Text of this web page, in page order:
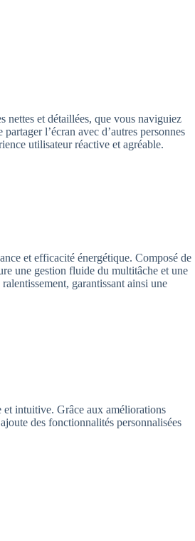
nettes et détaillées, que vous naviguiez
l’écran avec d’autres personnes
utilisateur réactive et agréable.
et efficacité énergétique. Composé de
une gestion fluide du multitâche et une
garantissant ainsi une
intuitive. Grâce aux améliorations
des fonctionnalités personnalisées